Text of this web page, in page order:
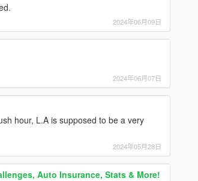
2024年06月09日
2024年06月07日
hour, L.A is supposed to be a very
2024年05月28日
Auto Insurance, Stats & More!